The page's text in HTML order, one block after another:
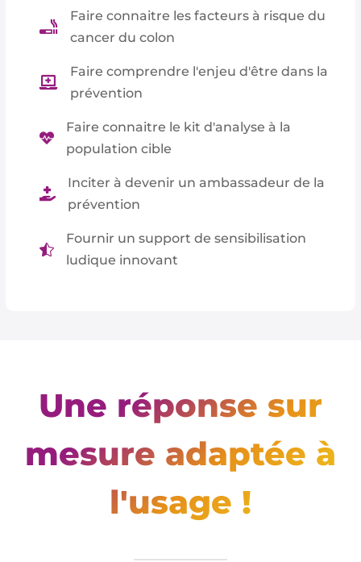

Faire connaitre les facteurs à risque du
cancer du colon

Faire comprendre l'enjeu d'être dans la
prévention

Faire connaitre le kit d'analyse à la
population cible

Inciter à devenir un ambassadeur de la
prévention

Fournir un support de sensibilisation
ludique innovant
Une réponse sur
mesure adaptée à
l'usage !